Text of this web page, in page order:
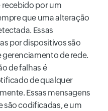
por um
que uma alteração
Essas
por dispositivos são
de rede.
de falhas é
de qualquer
Essas mensagens
codificadas, e um